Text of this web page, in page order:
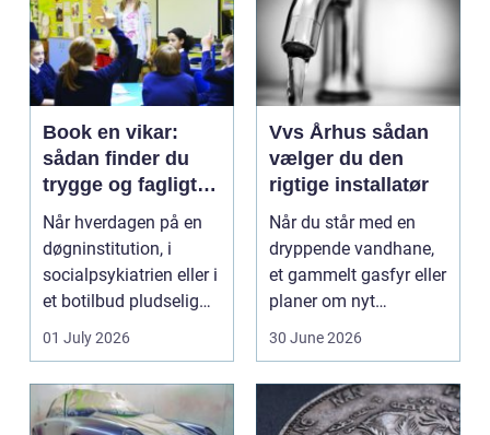
Book en vikar:
sådan finder du
trygge og fagligt
stærke løsninger
Når hverdagen på en
døgninstitution, i
socialpsykiatrien eller i
et botilbud pludselig
ændrer sig, k...
01 July 2026
Vvs Århus sådan
vælger du den
rigtige installatør
Når du står med en
dryppende vandhane,
et gammelt gasfyr eller
planer om nyt
badeværelse, bliver
30 June 2026